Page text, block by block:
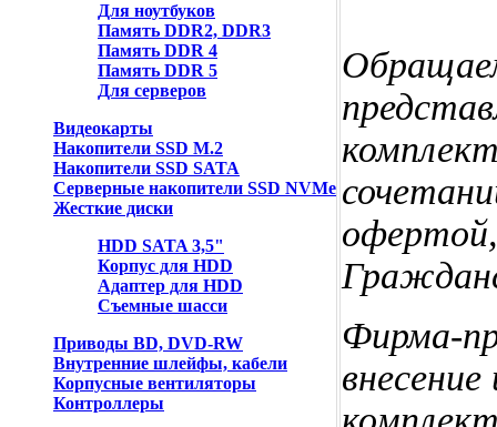
Для ноутбуков
Память DDR2, DDR3
Память DDR 4
Память DDR 5
Для серверов
Видеокарты
Накопители SSD M.2
Накопители SSD SATA
Серверные накопители SSD NVMe
Жесткие диски
HDD SATA 3,5"
Корпус для HDD
Адаптер для HDD
Съемные шасси
Приводы BD, DVD-RW
Внутренние шлейфы, кабели
Корпусные вентиляторы
Контроллеры
Фирма-